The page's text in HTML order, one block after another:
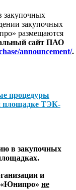
закупочных
закупочных
размещаются
сайт ПАО
announcement/.
процедуры
площадке ТЭК-
в закупочных
и
«Юнипро» не